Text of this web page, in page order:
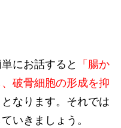
にお話すると
「腸か
破骨細胞の形成を抑
となります。それでは
いきましょう。